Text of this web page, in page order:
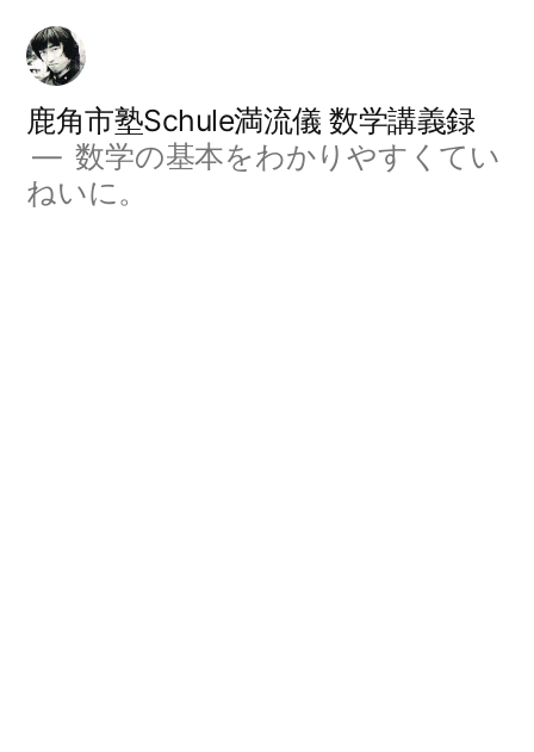
鹿角市塾Schule満流儀 数学講義録
数学の基本をわかりやすくてい
ねいに。